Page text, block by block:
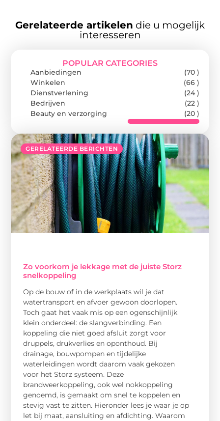
Gerelateerde artikelen die u mogelijk
interesseren
GERELATEERDE BERICHTEN
Zo voorkom je lekkage met de juiste Storz
snelkoppeling
Op de bouw of in de werkplaats wil je dat
watertransport en afvoer gewoon doorlopen.
Toch gaat het vaak mis op een ogenschijnlijk
klein onderdeel: de slangverbinding. Een
koppeling die niet goed afsluit zorgt voor
druppels, drukverlies en oponthoud. Bij
drainage, bouwpompen en tijdelijke
waterleidingen wordt daarom vaak gekozen
voor het Storz systeem. Deze
brandweerkoppeling, ook wel nokkoppeling
genoemd, is gemaakt om snel te koppelen en
stevig vast te zitten. Hieronder lees je waar je op
let bij maat, aansluiting en afdichting. Waarom
POPULAR CATEGORIES
Aanbiedingen
(70 )
Winkelen
(66 )
Dienstverlening
(24 )
Bedrijven
(22 )
Beauty en verzorging
(20 )